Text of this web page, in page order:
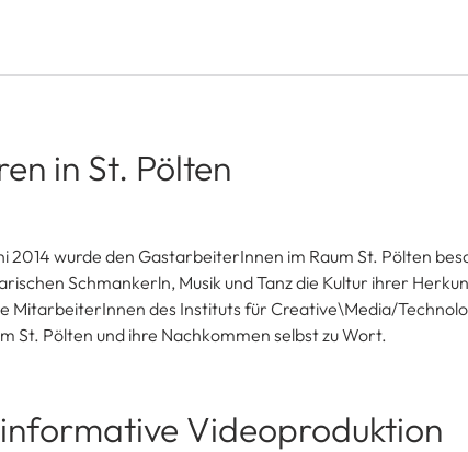
in St. Pölten
2014 wurde den GastarbeiterInnen im Raum St. Pölten
Schmankerln, Musik und Tanz die Kultur ihrer
MitarbeiterInnen des Instituts für Creative\Media/
St. Pölten und ihre Nachkommen selbst zu Wort.
Videoproduktion